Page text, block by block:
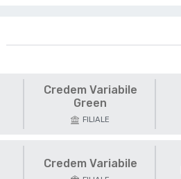
Credem Variabile
Green
FILIALE
Credem Variabile